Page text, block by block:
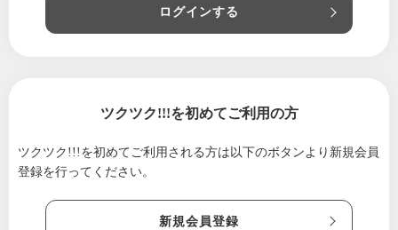
ログインする
ツクツク!!!を初めてご利用の方
ツクツク!!!を初めてご利用される方は 以下のボタンより新規会員
登録を行ってください。
新規会員登録